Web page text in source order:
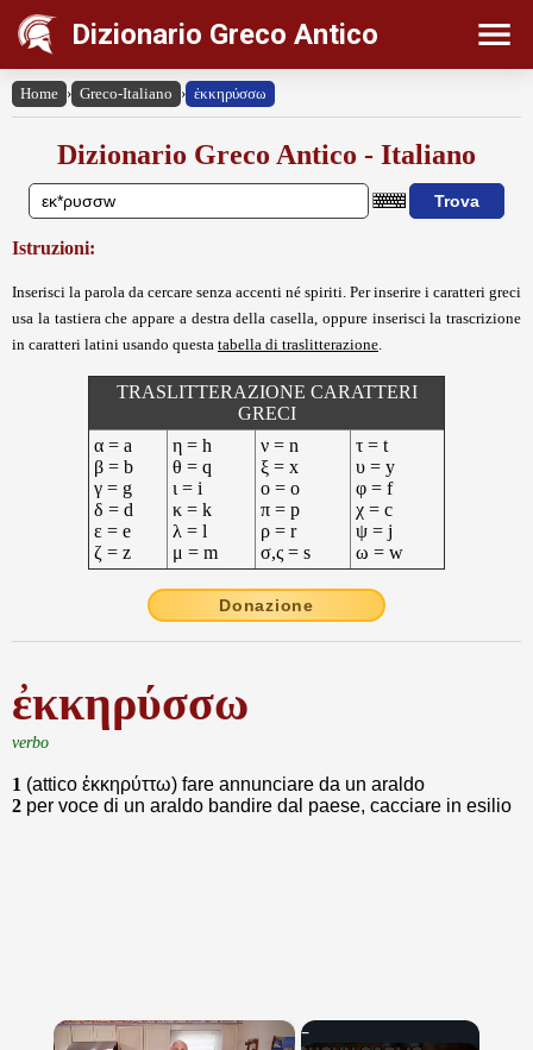
Dizionario Greco Antico
Home › Greco-Italiano › ἐκκηρύσσω
Dizionario Greco Antico - Italiano
Istruzioni:
Inserisci la parola da cercare senza accenti né spiriti. Per inserire i caratteri greci
usa la tastiera che appare a destra della casella, oppure inserisci la trascrizione
in caratteri latini usando questa tabella di traslitterazione
TRASLITTERAZIONE CARATTERI
GRECI
α = a
β = b
γ = g
δ = d
ε = e
ζ = z
η = h
θ = q
ι = i
κ = k
λ = l
μ = m
ν = n
ξ = x
ο = o
π = p
ρ = r
σ,ς = s
τ = t
υ = y
φ = f
χ = c
ψ = j
ω = w
Donazione
ἐκκηρύσσω
verbo
1 (attico ἐκκηρύττω) fare annunciare da un araldo
2 per voce di un araldo bandire dal paese, cacciare in esilio
×